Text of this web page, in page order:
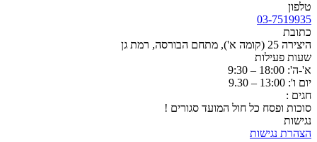
טלפון
03-7519935
כתובת
היצירה 25 (קומה א'), מתחם הבורסה, רמת גן
שעות פעילות
א'-ה': 18:00 – 9:30
יום ו': 13:00 – 9.30
חגים :
סוכות ופסח כל חול המועד סגורים !
נגישות
הצהרת נגישות